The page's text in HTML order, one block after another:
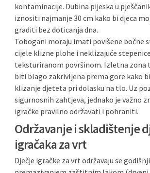
kontaminacije. Dubina pijeska u
iznositi najmanje 30 cm kako bi djeca
graditi bez doticanja dna.
Tobogani moraju imati povišene bočne
cijele klizne plohe i neklizajuće
teksturiranom površinom. Izletna zona
biti blago zakrivljena prema gore kako
klizanje djeteta pri dolasku na tlo. Uz
sigurnosnih zahtjeva, jednako je važno
igračke pravilno održavati i pohraniti.
Održavanje i skladištenje
igračaka za vrt
Dječje igračke za vrt održavaju se